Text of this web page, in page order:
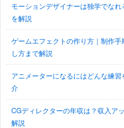
モーションデザイナーは独学でな
を解説
ゲームエフェクトの作り方｜制作
し方まで解説
アニメーターになるにはどんな練
介
CGディレクターの年収は？収入ア
解説